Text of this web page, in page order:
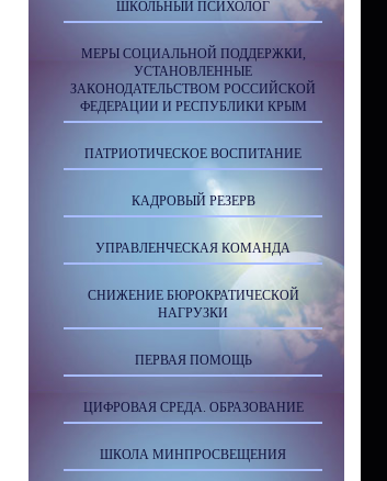
ШКОЛЬНЫЙ ПСИХОЛОГ
МЕРЫ СОЦИАЛЬНОЙ ПОДДЕРЖКИ,
УСТАНОВЛЕННЫЕ
ЗАКОНОДАТЕЛЬСТВОМ РОССИЙСКОЙ
ФЕДЕРАЦИИ И РЕСПУБЛИКИ КРЫМ
ПАТРИОТИЧЕСКОЕ ВОСПИТАНИЕ
КАДРОВЫЙ РЕЗЕРВ
УПРАВЛЕНЧЕСКАЯ КОМАНДА
СНИЖЕНИЕ БЮРОКРАТИЧЕСКОЙ
НАГРУЗКИ
ПЕРВАЯ ПОМОЩЬ
ЦИФРОВАЯ СРЕДА. ОБРАЗОВАНИЕ
ШКОЛА МИНПРОСВЕЩЕНИЯ